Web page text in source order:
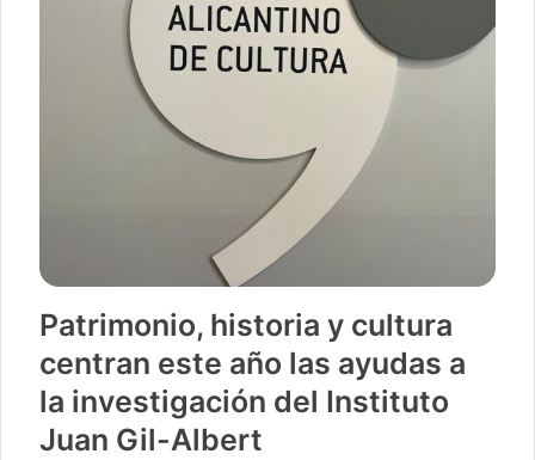
Patrimonio, historia y cultura
centran este año las ayudas a
la investigación del Instituto
Juan Gil-Albert